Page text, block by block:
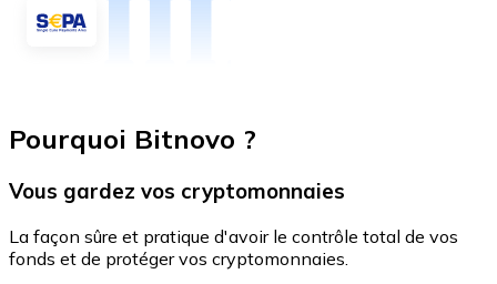
Pourquoi Bitnovo ?
Vous gardez vos cryptomonnaies
La façon sûre et pratique d'avoir le contrôle total de vos
fonds et de protéger vos cryptomonnaies.